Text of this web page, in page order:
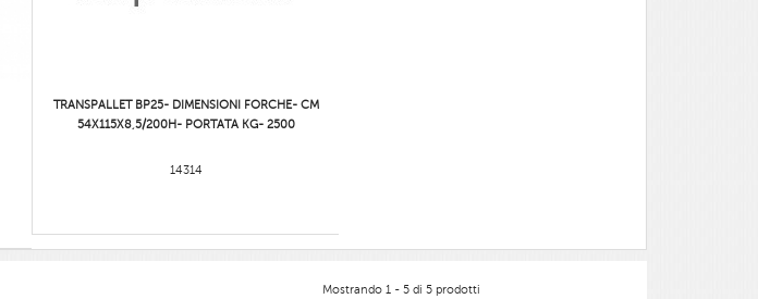
TRANSPALLET BP25- DIMENSIONI FORCHE- CM
54X115X8,5/200H- PORTATA KG- 2500
14314
Mostrando 1 - 5 di 5 prodotti